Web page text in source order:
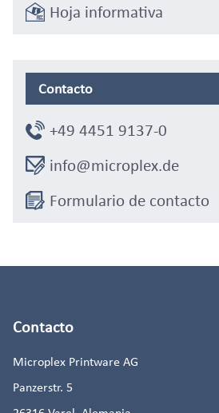
Hoja informativa
Contacto
+49 4451 9137-0
info@microplex.de
Formulario de contacto
Contacto
Microplex Printware AG
Panzerstr. 5